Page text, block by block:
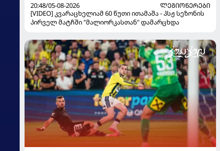
20:48/05-08-2026
ᲚᲔᲒᲘᲝᲜᲔᲠᲔᲑᲘ
[VIDEO] კვარაცხელიამ 60 წუთი ითამაშა - პსჟ სეზონის
პირველ მატჩში "მალიორკასთან" დამარცხდა